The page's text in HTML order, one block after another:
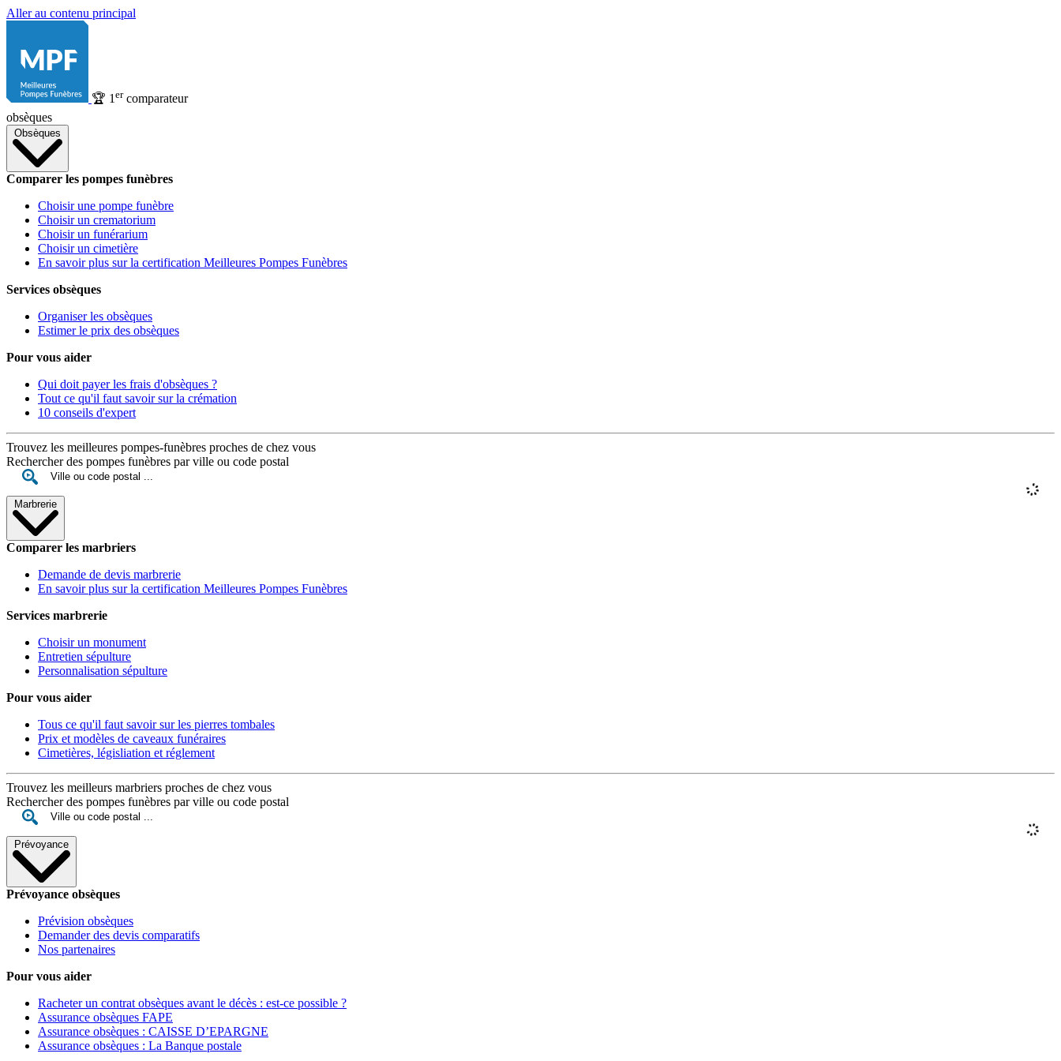
Aller au contenu principal
🏆 1 ercomparateur
obsèques
Obsèques
Comparer les pompes funèbres
Choisir une pompe funèbre
Choisir un crematorium
Choisir un funérarium
Choisir un cimetière
En savoir plus sur la certification Meilleures Pompes Funèbres
Services obsèques
Organiser les obsèques
Estimer le prix des obsèques
Pour vous aider
Qui doit payer les frais d'obsèques ?
Tout ce qu'il faut savoir sur la crémation
10 conseils d'expert
Trouvez les meilleures pompes-funèbres proches de chez vous
Rechercher des pompes funèbres par ville ou code postal
Marbrerie
Comparer les marbriers
Demande de devis marbrerie
En savoir plus sur la certification Meilleures Pompes Funèbres
Services marbrerie
Choisir un monument
Entretien sépulture
Personnalisation sépulture
Pour vous aider
Tous ce qu'il faut savoir sur les pierres tombales
Prix et modèles de caveaux funéraires
Cimetières, législiation et réglement
Trouvez les meilleurs marbriers proches de chez vous
Rechercher des pompes funèbres par ville ou code postal
Prévoyance
Prévoyance obsèques
Prévision obsèques
Demander des devis comparatifs
Nos partenaires
Pour vous aider
Racheter un contrat obsèques avant le décès : est-ce possible ?
Assurance obsèques FAPE
Assurance obsèques : CAISSE D’EPARGNE
Assurance obsèques : La Banque postale